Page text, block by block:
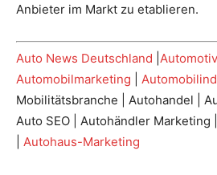
Anbieter im Markt zu etablieren.
Auto News Deutschland
Automobilmarketing
Mobilitätsbranche | Autohandel |
Auto SEO | Autohändler
Autohaus-Marketing